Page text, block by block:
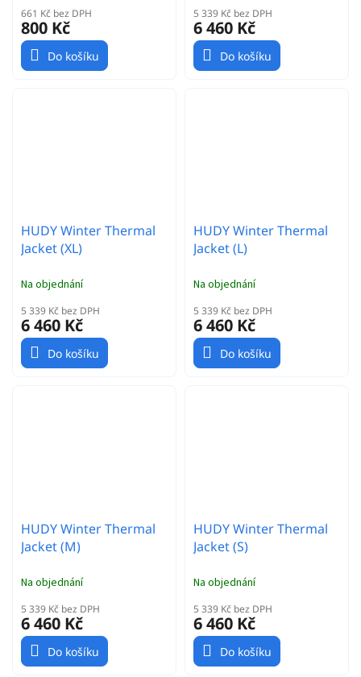
661 Kč bez DPH
800 Kč
Do košíku
5 339 Kč bez DPH
6 460 Kč
Do košíku
HUDY Winter Thermal
Jacket (XL)
Na objednání
5 339 Kč bez DPH
6 460 Kč
Do košíku
HUDY Winter Thermal
Jacket (L)
Na objednání
5 339 Kč bez DPH
6 460 Kč
Do košíku
HUDY Winter Thermal
Jacket (M)
Na objednání
5 339 Kč bez DPH
6 460 Kč
Do košíku
HUDY Winter Thermal
Jacket (S)
Na objednání
5 339 Kč bez DPH
6 460 Kč
Do košíku